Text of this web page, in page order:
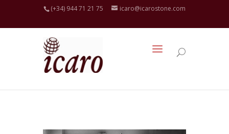
(+34) 944 71 21 75 icaro@icarostone.com